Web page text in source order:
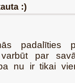
:)
padalīties
par
nu ir tikai